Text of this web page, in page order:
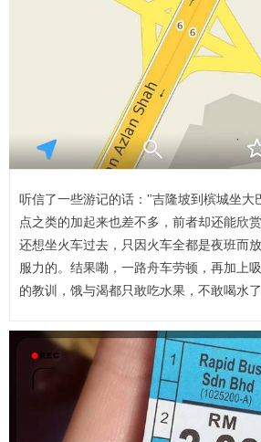
听信了一些游记的话："吉隆坡到槟城坐大
点之类的加起来也差不多，前者却还能欣
还想坐火车过去，只因火车全都是夜班而
服力的。结果嘞，一路舟车劳顿，再加上
的教训，饿与渴都只敢吃水果，不敢喝水